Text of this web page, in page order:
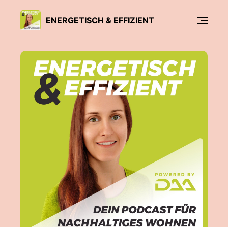
ENERGETISCH & EFFIZIENT